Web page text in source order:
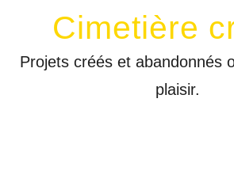
Cimetière
Projets créés et abandonnés
plaisir.